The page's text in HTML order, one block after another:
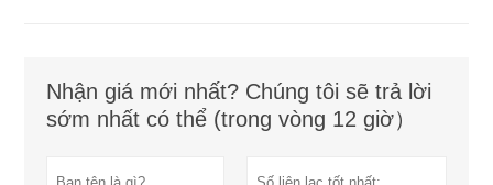
Nhận giá mới nhất? Chúng tôi sẽ trả lời
sớm nhất có thể (trong vòng 12 giờ）